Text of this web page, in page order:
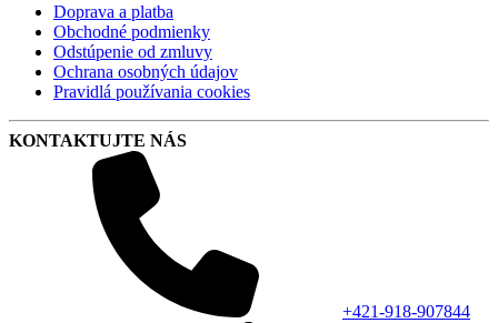
Doprava a platba
Obchodné podmienky
Odstúpenie od zmluvy
Ochrana osobných údajov
Pravidlá používania cookies
KONTAKTUJTE NÁS
+421-918-907844